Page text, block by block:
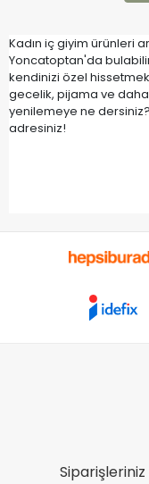
Kadın iç giyim ürünleri
Yoncatoptan'da
kendinizi özel
gecelik, pijama ve
yenilemeye ne
adresiniz!
Siparişleriniz